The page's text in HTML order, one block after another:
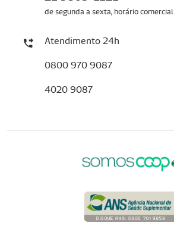
de segunda a sexta, horário comercial
Atendimento 24h
0800 970 9087
4020 9087